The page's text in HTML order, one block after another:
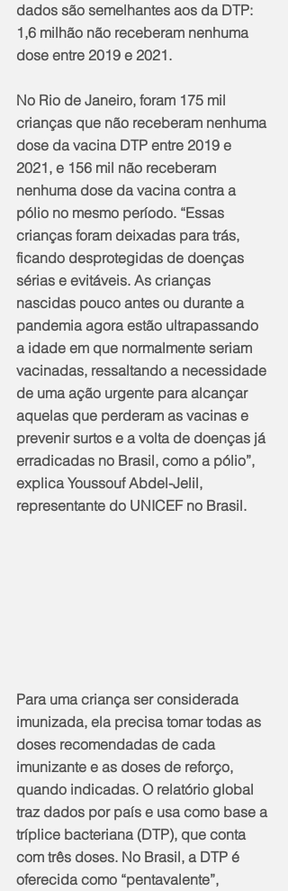
dados são semelhantes aos da DTP:
1,6 milhão não receberam nenhuma
dose entre 2019 e 2021.
No Rio de Janeiro, foram 175 mil
crianças que não receberam nenhuma
dose da vacina DTP entre 2019 e
2021, e 156 mil não receberam
nenhuma dose da vacina contra a
pólio no mesmo período. “Essas
crianças foram deixadas para trás,
ficando desprotegidas de doenças
sérias e evitáveis. As crianças
nascidas pouco antes ou durante a
pandemia agora estão ultrapassando
a idade em que normalmente seriam
vacinadas, ressaltando a necessidade
de uma ação urgente para alcançar
aquelas que perderam as vacinas e
prevenir surtos e a volta de doenças já
erradicadas no Brasil, como a pólio”,
explica Youssouf Abdel-Jelil,
representante do UNICEF no Brasil.
Para uma criança ser considerada
imunizada, ela precisa tomar todas as
doses recomendadas de cada
imunizante e as doses de reforço,
quando indicadas. O relatório global
traz dados por país e usa como base a
tríplice bacteriana (DTP), que conta
com três doses. No Brasil, a DTP é
oferecida como “pentavalente”,